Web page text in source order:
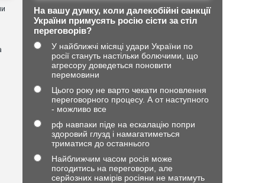
На вашу думку, коли далекобійні санкції
України примусять росію сісти за стіл
переговорів?
У найближчі місяці удари України по
росії стануть настільки болючими, що
агресору доведеться поновити
перемовини
Цього року не варто чекати поновлення
переговорного процесу. А от наступного
- можливо все
рф навпаки піде на ескалацію попри
здоровий глузд і намагатиметься
триматися до останнього
Найближчим часом росія може
погодитись на переговори, але
серйозних намірів росіяни не матимуть